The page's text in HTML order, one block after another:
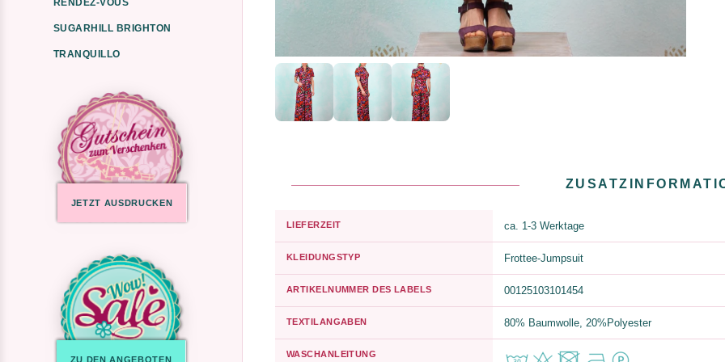
RENDEZ-VOUS
SUGARHILL BRIGHTON
TRANQUILLO
JETZT AUSDRUCKEN
ZU DEN ANGEBOTEN
LIEFERZEIT ca. 1-3 Werktage
KLEIDUNGSTYP Frottee-Jumpsuit
ARTIKELNUMMER DES LABELS 00125103101454
TEXTILANGABEN 80% Baumwolle, 20%Polyester
WASCHANLEITUNG